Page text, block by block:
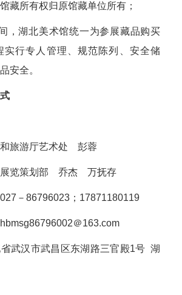
藏所有权归原馆藏单位所有；
，湖北美术馆统一为参展藏品购买
实行专人管理、规范陈列、安全储
安全。
旅游厅艺术处 彭蓉
展览策划部 乔杰 万抚存
－86796023；17871180119
＠163.com
武汉市武昌区东湖路三官殿1号 湖